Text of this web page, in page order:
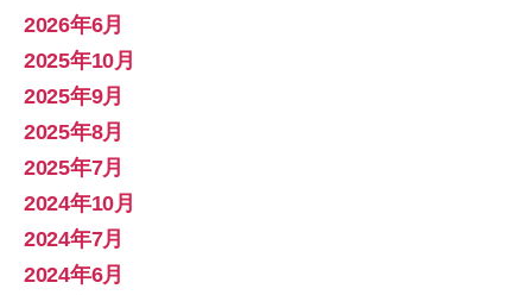
2026年6月
2025年10月
2025年9月
2025年8月
2025年7月
2024年10月
2024年7月
2024年6月